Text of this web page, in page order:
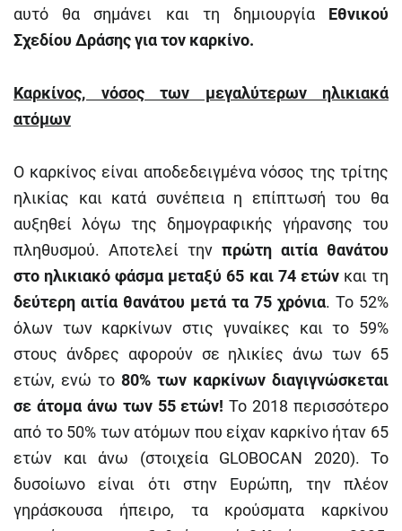
αυτό θα σημάνει και τη δημιουργία Εθνικού
Σχεδίου Δράσης για τον καρκίνο.
Καρκίνος, νόσος των μεγαλύτερων ηλικιακά
ατόμων
Ο καρκίνος είναι αποδεδειγμένα νόσος της τρίτης
ηλικίας και κατά συνέπεια η επίπτωσή του θα
αυξηθεί λόγω της δημογραφικής γήρανσης του
πληθυσμού. Αποτελεί την πρώτη αιτία θανάτου
στο ηλικιακό φάσμα μεταξύ 65 και 74 ετώνκαι τη
δεύτερη αιτία θανάτου μετά τα 75 χρόνια. Το 52%
όλων των καρκίνων στις γυναίκες και το 59%
στους άνδρες αφορούν σε ηλικίες άνω των 65
ετών, ενώ το 80% των καρκίνων διαγιγνώσκεται
σε άτομα άνω των 55 ετών!Το 2018 περισσότερο
από το 50% των ατόμων που είχαν καρκίνο ήταν 65
ετών και άνω (στοιχεία GLOBOCAN 2020). Το
δυσοίωνο είναι ότι στην Ευρώπη, την πλέον
γηράσκουσα ήπειρο, τα κρούσματα καρκίνου